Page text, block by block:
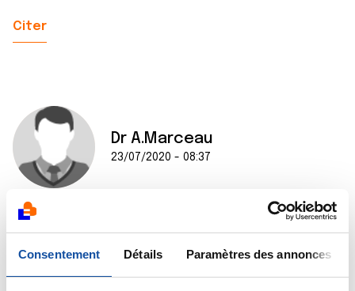
Consentement Détails Paramètres des annonces
Citer
Dr A.Marceau
23/07/2020 - 08:37
Stéphane14 a raison, la situation de votre maman doit
l'interroger et l'examiner. C'est l'unique façon de faire